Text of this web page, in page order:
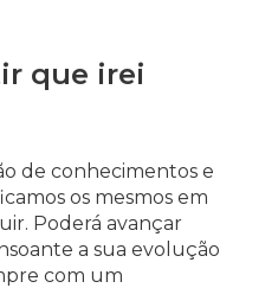
que irei
de conhecimentos e
os mesmos em
Poderá avançar
a sua evolução
com um